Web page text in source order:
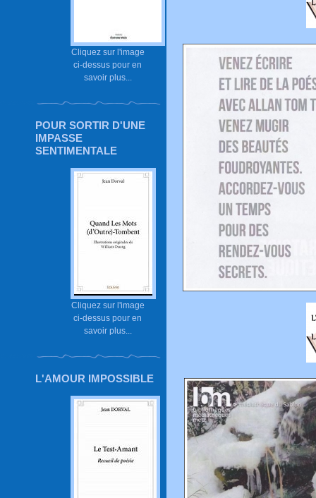
Cliquez sur l'image
ci-dessus pour en
savoir plus...
POUR SORTIR D'UNE
IMPASSE
SENTIMENTALE
Cliquez sur l'image
ci-dessus pour en
savoir plus...
L'AMOUR IMPOSSIBLE